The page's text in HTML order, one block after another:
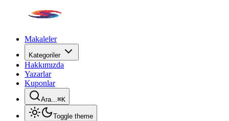
Makaleler
Kategoriler
Hakkımızda
Yazarlar
Kuponlar
Ara...⌘K
Toggle theme